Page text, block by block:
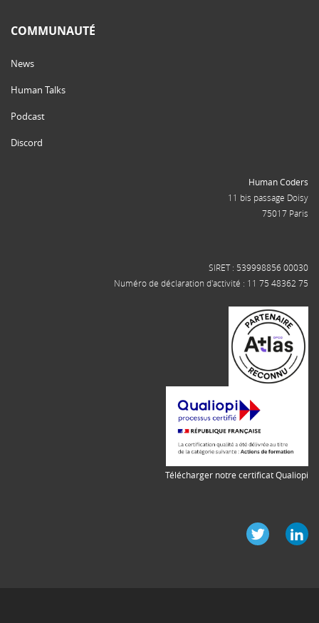
COMMUNAUTÉ
News
Human Talks
Podcast
Discord
Human Coders
11 bis passage Doisy
75017 Paris
SIRET : 539998856 00030
Numéro de déclaration d'activité : 11 75 48362 75
Télécharger notre certificat Qualiopi